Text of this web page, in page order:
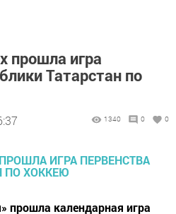
прошла игра
Татарстан по
1340 0 0
прошла календарная игра